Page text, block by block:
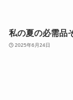
私の夏の必需品
2025年6月24日